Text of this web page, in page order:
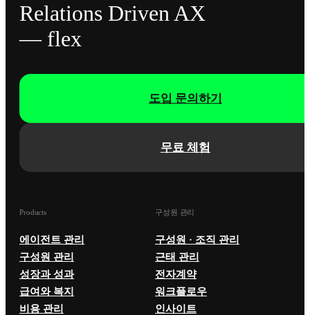
Relations Driven AX
— flex
무료 체험
도입 문의하기
Products
에이전트 관리
구성원 관리
성장과 성과
급여와 복지
비용 관리
구성원 관리
구성원 · 조직 관리
근태 관리
전자계약
워크플로우
인사이트